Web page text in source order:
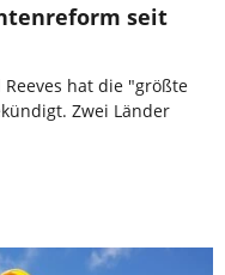
seit
hat die "größte
Zwei Länder